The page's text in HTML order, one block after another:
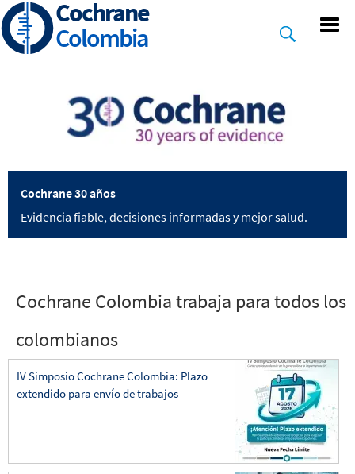
Skip
to
main
Cochrane
Colombia
Cochrane 30 años
Evidencia fiable, decisiones informadas y mejor salud.
Cochrane Colombia trabaja para todos los
colombianos
IV Simposio Cochrane Colombia: Plazo
extendido para envío de trabajos